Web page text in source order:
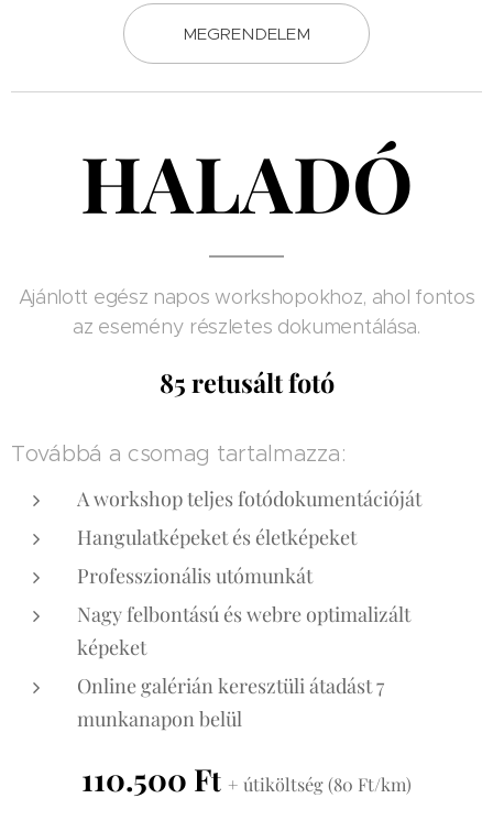
MEGRENDELEM
HALADÓ
Ajánlott egész napos workshopokhoz, ahol fontos
az esemény részletes dokumentálása.
85 retusált fotó
Továbbá a csomag tartalmazza:
A workshop teljes fotódokumentációját
Hangulatképeket és életképeket
Professzionális utómunkát
Nagy felbontású és webre optimalizált
képeket
Online galérián keresztüli átadást 7
munkanapon belül
110.500 Ft + útiköltség (80 Ft/km)